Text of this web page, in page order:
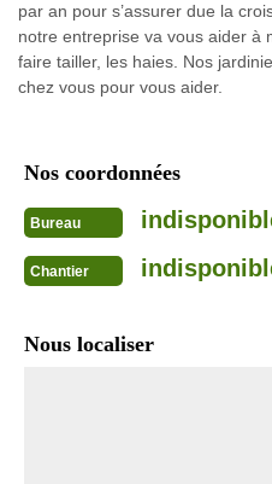
par an pour s’assurer due la
notre entreprise va vous aider à
faire tailler, les haies. Nos
chez vous pour vous aider.
Nos coordonnées
Bureau
Chantier
Nous localiser